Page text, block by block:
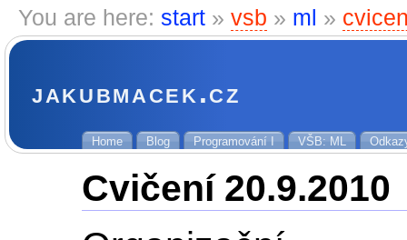
You are here: start » vsb » ml »
jakubmacek.cz
Home Blog Programování I VŠB: ML
Cvičení 20.9.2010